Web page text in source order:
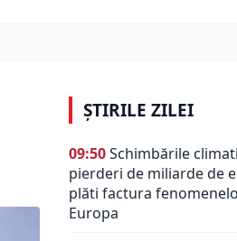
ȘTIRILE ZILEI
09:50Schimbările
pierderi de miliarde de
plăti factura
Europa